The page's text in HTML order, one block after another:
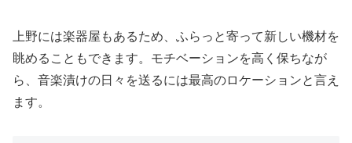
上野には楽器屋もあるため、ふらっと寄って新しい機材を
眺めることもできます。モチベーションを高く保ちなが
ら、音楽漬けの日々を送るには最高のロケーションと言え
ます。